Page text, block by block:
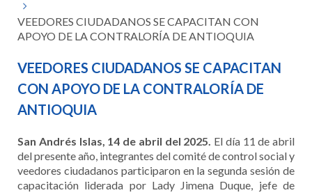
VEEDORES CIUDADANOS SE CAPACITAN CON
APOYO DE LA CONTRALORÍA DE ANTIOQUIA
VEEDORES CIUDADANOS SE CAPACITAN
CON APOYO DE LA CONTRALORÍA DE
ANTIOQUIA
San Andrés Islas, 14 de abril del 2025. El día 11 de abril
del presente año, integrantes del comité de control social y
veedores ciudadanos participaron en la segunda sesión de
capacitación liderada por Lady Jimena Duque, jefe de